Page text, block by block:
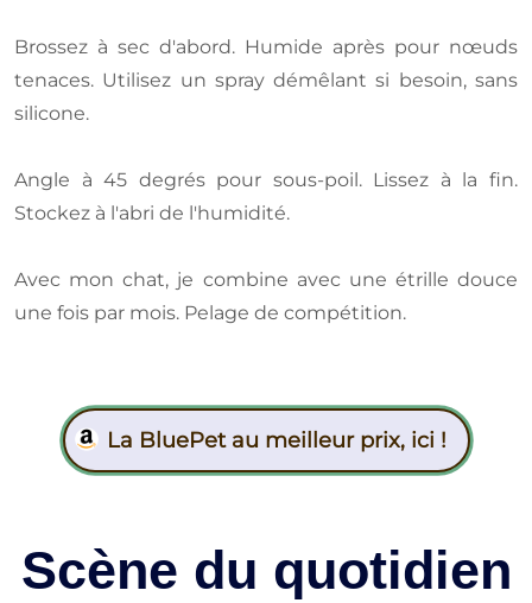
Brossez à sec d'abord. Humide après pour nœuds
tenaces. Utilisez un spray démêlant si besoin, sans
silicone.
Angle à 45 degrés pour sous-poil. Lissez à la fin.
Stockez à l'abri de l'humidité.
Avec mon chat, je combine avec une étrille douce
une fois par mois. Pelage de compétition.
La BluePet au meilleur prix, ici !
Scène du quotidien